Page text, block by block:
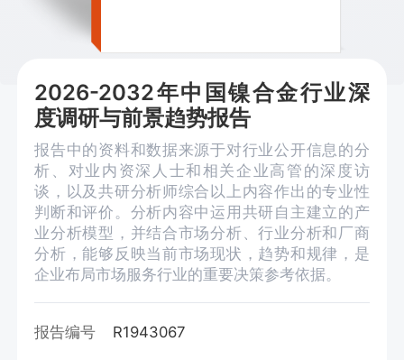
2026-2032年中国镍合金行业深
度调研与前景趋势报告
报告中的资料和数据来源于对行业公开信息的分
析、对业内资深人士和相关企业高管的深度访
谈，以及共研分析师综合以上内容作出的专业性
判断和评价。分析内容中运用共研自主建立的产
业分析模型，并结合市场分析、行业分析和厂商
分析，能够反映当前市场现状，趋势和规律，是
企业布局市场服务行业的重要决策参考依据。
报告编号 R1943067